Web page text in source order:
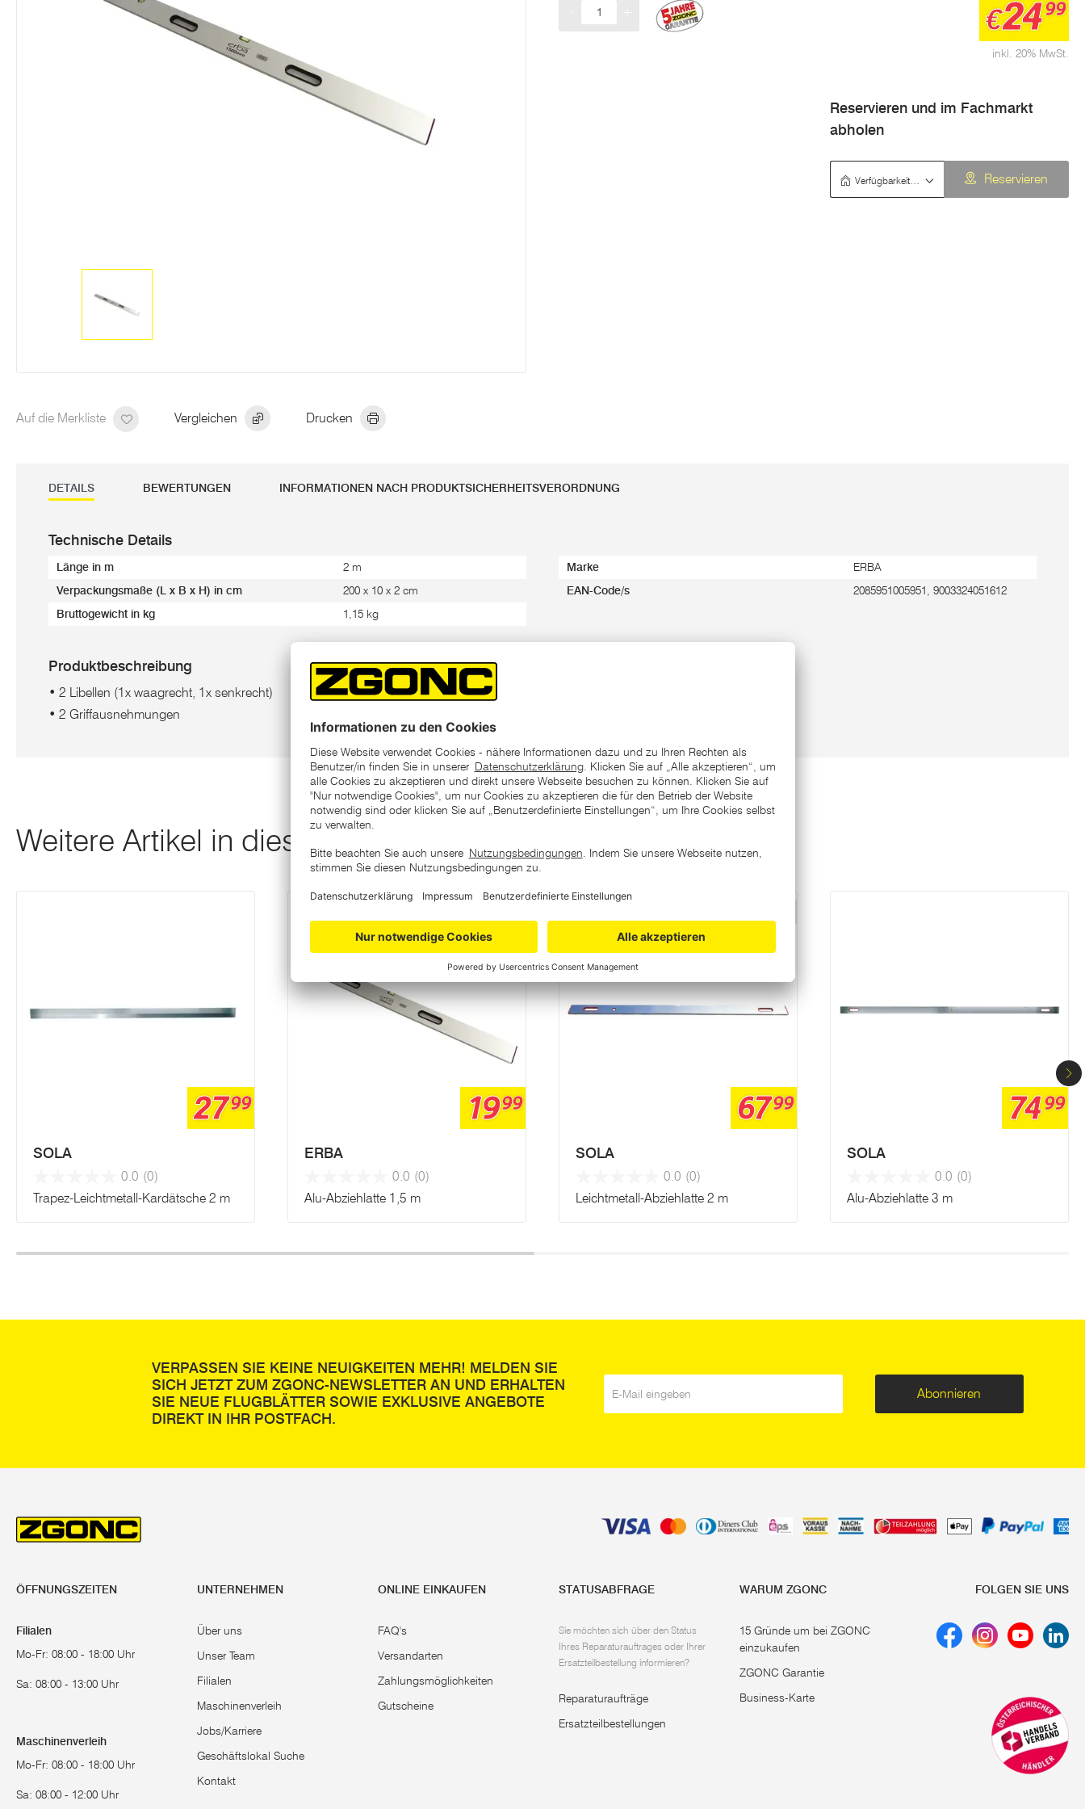
Auf die Merkliste Vergleichen Drucken
inkl. 20% MwSt.
€2499
Reservieren und im Fachmarkt
abholen
Reservieren
DETAILS BEWERTUNGEN INFORMATIONEN NACH PRODUKTSICHERHEITSVERORDNUNG
Technische Details
Länge in m 2 m
Verpackungsmaße (L x B x H) in cm 200 x 10 x 2 cm
Bruttogewicht in kg 1,15 kg
Marke ERBA
EAN-Code/s 2085951005951, 9003324051612
Produktbeschreibung
• 2 Libellen (1x waagrecht, 1x senkrecht)
• 2 Griffausnehmungen
Weitere Artikel in dieser Kategorie
2799
SOLA
0.0 (0)
Trapez-Leichtmetall-Kardätsche 2 m
1999
ERBA
0.0 (0)
Alu-Abziehlatte 1,5 m
6799
SOLA
0.0 (0)
Leichtmetall-Abziehlatte 2 m
7499
SOLA
0.0 (0)
Alu-Abziehlatte 3 m
VERPASSEN SIE KEINE NEUIGKEITEN MEHR! MELDEN SIE
SICH JETZT ZUM ZGONC-NEWSLETTER AN UND ERHALTEN
SIE NEUE FLUGBLÄTTER SOWIE EXKLUSIVE ANGEBOTE
DIREKT IN IHR POSTFACH.
Abonnieren
ÖFFNUNGSZEITEN
Filialen
Mo-Fr: 08:00 - 18:00 Uhr
Sa: 08:00 - 13:00 Uhr
Maschinenverleih
Mo-Fr: 08:00 - 18:00 Uhr
Sa: 08:00 - 12:00 Uhr
UNTERNEHMEN
Über uns
Unser Team
Filialen
Maschinenverleih
Jobs/Karriere
Geschäftslokal Suche
Kontakt
ONLINE EINKAUFEN
FAQ's
Versandarten
Zahlungsmöglichkeiten
Gutscheine
STATUSABFRAGE
Sie möchten sich über den Status
Ihres Reparaturauftrages oder Ihrer
Ersatzteilbestellung informieren?
Reparaturaufträge
Ersatzteilbestellungen
WARUM ZGONC
15 Gründe um bei ZGONC
einzukaufen
ZGONC Garantie
Business-Karte
FOLGEN SIE UNS